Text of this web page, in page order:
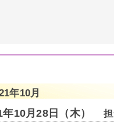
年10月
10月28日（木）